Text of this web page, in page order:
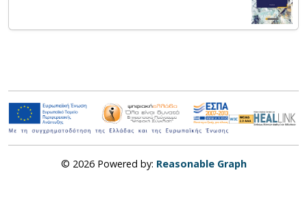
© 2026 Powered by: Reasonable Graph